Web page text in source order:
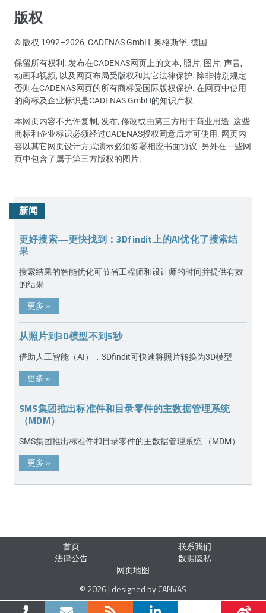
版权
© 版权 1992–2026, CADENAS GmbH, 奥格斯堡, 德国
保留所有权利. 发布在CADENAS网页上的文本, 照片, 图片, 声音,
动画和视频, 以及网页布局受版权和其它法律保护. 除非特别规定
否则在CADENAS网页的所有商标受国际版权保护. 在网页中使用
的商标及企业标识是CADENAS GmbH的知识产权.
本网页内容不允许复制, 发布, 修改或由第三方用于商业用途. 这些
商标和企业标识必须经过CADENAS授权同意后才可使用. 网页内
容以其它网页设计方式演示必须签署相应书面协议. 另外在一些网
页中包含了属于第三方版权的图片.
新闻
更好搜索—更快找到：3Dfindit上的AI优化了搜索结
果
搜索结果的智能优化可节省工程师和设计师的时间并提供有效
的结果
更多 »
从照片到3D模型不到5秒
借助人工智能（AI），3Dfindit可快速将照片转换为3D模型
更多 »
SMS集团推出标准件和目录零件的主数据管理系统
（MDM）
SMS集团推出标准件和目录零件的主数据管理系统 （MDM）
更多 »
首页
联系我们
法律公告
数据隐私
网页地图
© 2026 | designed by CANVAS